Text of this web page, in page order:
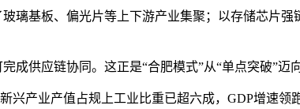
基板、偏光片等上下游产业集聚；以存储芯片强
供应链协同。这正是“合肥模式”从“单点突破”迈向
产业产值占规上工业比重已超六成，GDP增速领